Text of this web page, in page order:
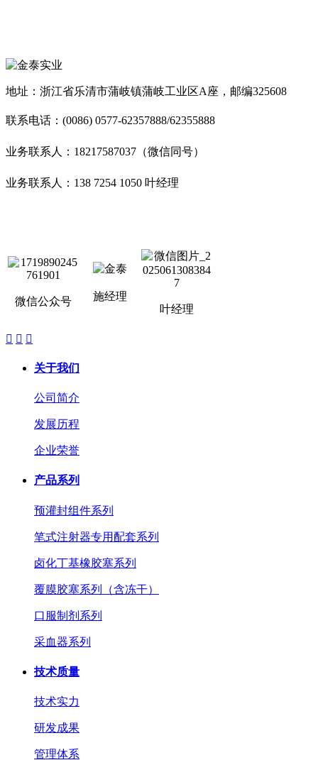
地址：浙江省乐清市蒲岐镇蒲岐工业区A座，邮编325608
联系电话：(0086) 0577-62357888/62355888
业务联系人：18217587037（微信同号）
业务联系人：138 7254 1050 叶经理
微信公众号
施经理
叶经理
  
关于我们
公司简介
发展历程
企业荣誉
产品系列
预灌封组件系列
笔式注射器专用配套系列
卤化丁基橡胶塞系列
覆膜胶塞系列（含冻干）
口服制剂系列
采血器系列
技术质量
技术实力
研发成果
管理体系